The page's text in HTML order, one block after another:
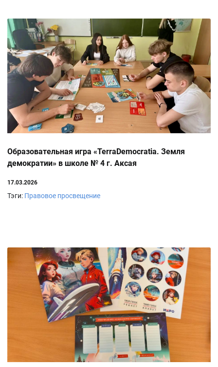
Образовательная игра «TerraDemocratia. Земля
демократии» в школе № 4 г. Аксая
17.03.2026
Тэги: Правовое просвещение